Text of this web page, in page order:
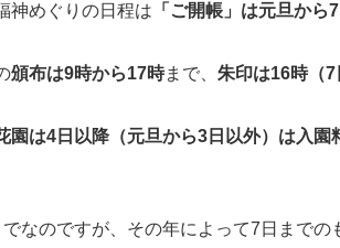
神めぐりの日程は 「ご開帳」は元旦から
頒布は9時から17時まで、 朱印は16時（7
園は4日以降（元旦から3日以外）は入園
なのですが、その年によって7日まで